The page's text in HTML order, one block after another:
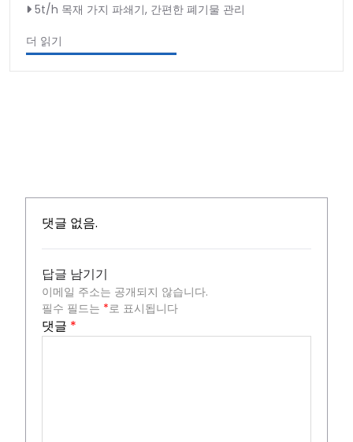
5t/h 목재 가지 파쇄기, 간편한 폐기물 관리
더 읽기
댓글 없음.
답글 남기기
이메일 주소는 공개되지 않습니다.
필수 필드는 *로 표시됩니다
댓글 *